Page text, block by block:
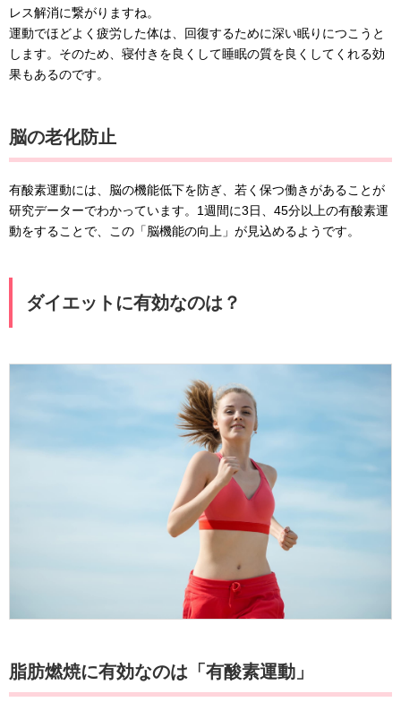
レス解消に繋がりますね。
運動でほどよく疲労した体は、回復するために深い眠りにつこうと
します。そのため、寝付きを良くして睡眠の質を良くしてくれる効
果もあるのです。
脳の老化防止
有酸素運動には、脳の機能低下を防ぎ、若く保つ働きがあることが
研究データーでわかっています。1週間に3日、45分以上の有酸素運
動をすることで、この「脳機能の向上」が見込めるようです。
ダイエットに有効なのは？
脂肪燃焼に有効なのは「有酸素運動」